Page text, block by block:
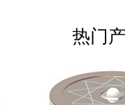
热门